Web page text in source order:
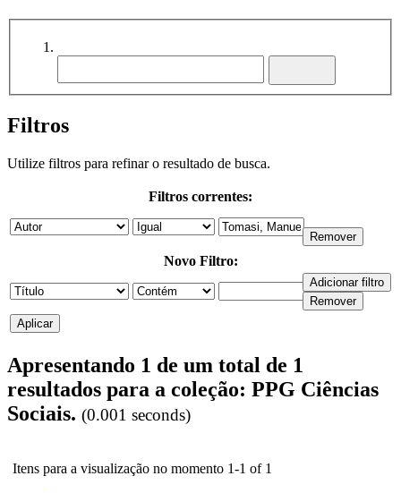
Filtros
Utilize filtros para refinar o resultado de busca.
Filtros correntes:
Novo Filtro:
Apresentando 1 de um total de 1
resultados para a coleção: PPG Ciências
Sociais. (0.001 seconds)
Itens para a visualização no momento 1-1 of 1